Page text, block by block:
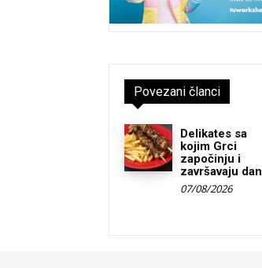
Povezani članci
Delikates sa
kojim Grci
započinju i
završavaju dan
07/08/2026